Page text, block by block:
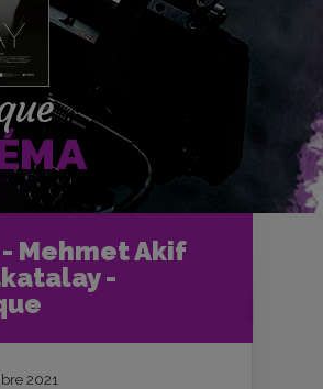
- Mehmet Akif
-
Cinéma
et fiches films
Akif Büyükatalay -
2021